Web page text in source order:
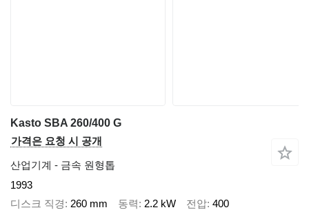
Kasto SBA 260/400 G
가격은 요청 시 공개
산업기계 - 금속 원형톱
1993
디스크 직경
260 mm 동력 2.2 kW 전압 400